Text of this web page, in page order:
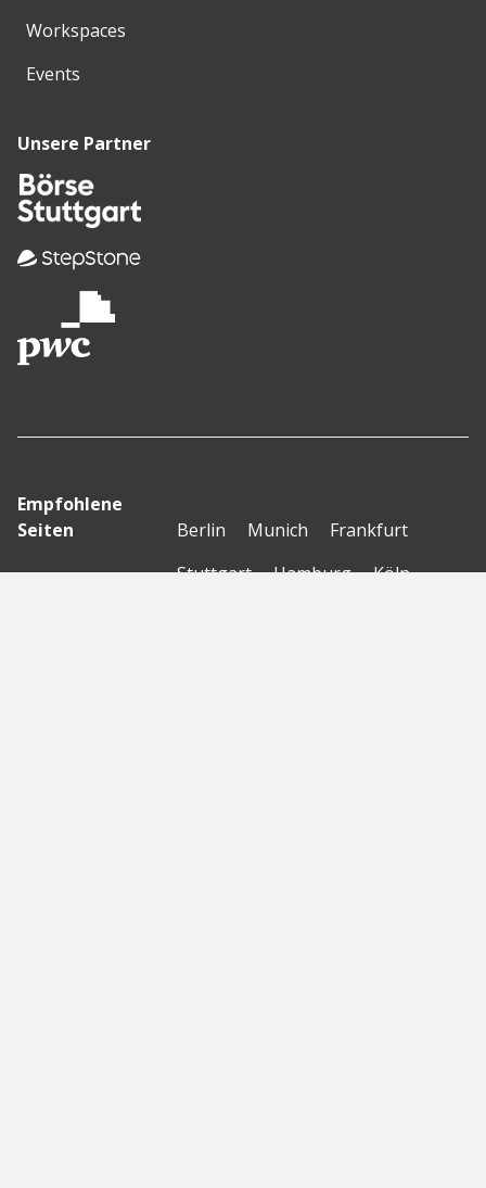
Workspaces
Events
Unsere Partner
Empfohlene
Seiten
Berlin Munich
Frankfurt
Stuttgart
Hamburg
Köln